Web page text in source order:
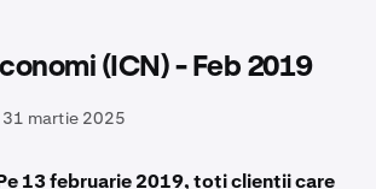
(ICN) - Feb 2019
31 martie 2025
13 februarie 2019, toți clienții care